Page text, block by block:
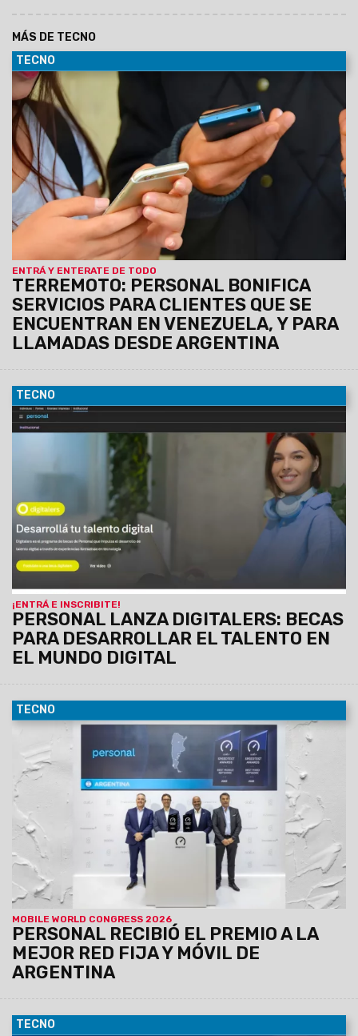
MÁS DE TECNO
TECNO
ENTRÁ Y ENTERATE DE TODO
TERREMOTO: PERSONAL BONIFICA
SERVICIOS PARA CLIENTES QUE SE
ENCUENTRAN EN VENEZUELA, Y PARA
LLAMADAS DESDE ARGENTINA
25/06/2026
Acompañando a sus clientes, la empresa
activó sin cargo pack de roaming para los clientes que están
en Venezuela y bonifica llamadas desde Personal móvil o
líneas fijas desde Argentina a ese destino.Con el
compromiso de seguir acompañando a los clientes
ante la difícil situación generada por el desastre
sísmico en Venezuela, Personal dispuso de una serie
de medidas para garantizar que puedan seguir
comunicados.
TECNO
¡ENTRÁ E INSCRIBITE!
PERSONAL LANZA DIGITALERS: BECAS
PARA DESARROLLAR EL TALENTO EN
EL MUNDO DIGITAL
09/04/2026
su programa de becas que impulsa el desarrollo de talento
digital en jóvenes de todo el país. La iniciativa ofrece acceso
a experiencias formativas intensivas en programación y
tecnologías digitales, orientadas a potenciar la empleabilidad
en un mercado laboral cada vez más demandante de perfiles
tecnológicos.
INSCRIPCIÓN
TECNO
MOBILE WORLD CONGRESS 2026
PERSONAL RECIBIÓ EL PREMIO A LA
MEJOR RED FIJA Y MÓVIL DE
ARGENTINA
10/03/2026
Personal, empresa de servicios de
conectividad fija y móvil fue galardonada por Ookla Ò , en el
marco del Mobile World Congress 2026 en Barcelona, con el
premio a la mejor red móvil y la red fija de la Argentina
durante el último semestre del año 2025
con una velocidad
top de descarga en la red fija de 469 Mbps. En relación
con la red móvil registró una velocidad de descarga
media de 55,48 Mbps y una velocidad de descarga
media 5G de 518,8 Mbps.
TECNO